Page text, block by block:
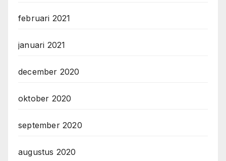
februari 2021
januari 2021
december 2020
oktober 2020
september 2020
augustus 2020